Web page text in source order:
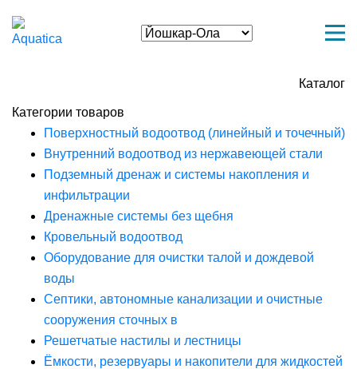
Каталог
Категории товаров
Поверхностный водоотвод (линейный и точечный)
Внутренний водоотвод из нержавеющей стали
Подземный дренаж и системы накопления и
инфильтрации
Дренажные системы без щебня
Кровельный водоотвод
Оборудование для очистки талой и дождевой
воды
Септики, автономные канализации и очистные
сооружения сточных в
Решетчатые настилы и лестницы
Ёмкости, резервуары и накопители для жидкостей